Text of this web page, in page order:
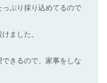
っぷり採り込めてるので
ました。
できるので、家事をしな